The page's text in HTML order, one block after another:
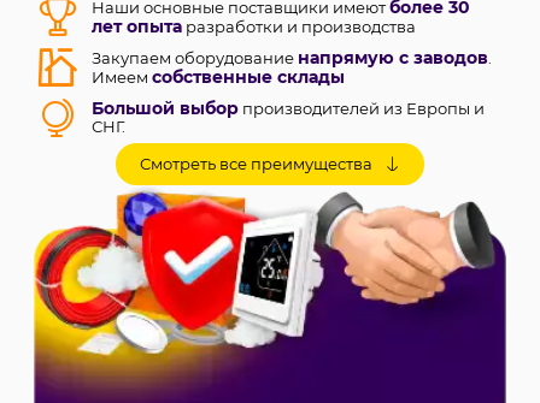
Наши основные поставщики имеютболее 30
лет опыта разработки и производства
Закупаем оборудование напрямую с заводов
Имеем собственные склады
Большой выбор производителей из Европы и
СНГ.
Продукция получиласертификаты соответствия
европейским стандартам. Она продается в более
чем65 странах мира , в том числе Европе и США
Более 8 лет
продаем оборудование для теплого
пола и проектируем системы на его основе.
Предложим решение под любое напольное
покрытие в бюджетном и премиальном сегменте.
В нашем портфолио —
тысячи проданных и
установленных системобогрева жилых и
производственных помещений, снеготаяния и
антиобледенения, обогрева трубопроводов
Смотреть все преимущества